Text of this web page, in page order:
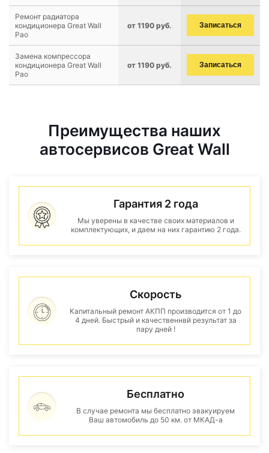
Ремонт радиатора
кондиционера Great Wall
Pao
от 1190 руб. Записаться
Замена компрессора
кондиционера Great Wall
Pao
от 1190 руб. Записаться
Преимущества наших
автосервисов Great Wall
Гарантия 2 года
Мы уверены в качестве своих материалов и
комплектующих, и даем на них гарантию 2 года.
Скорость
Капитальный ремонт АКПП производится от 1 до
4 дней. Быстрый и качественнвй результат за
пару дней !
Бесплатно
В случае ремонта мы бесплатно эвакуируем
Ваш автомобиль до 50 км. от МКАД-а